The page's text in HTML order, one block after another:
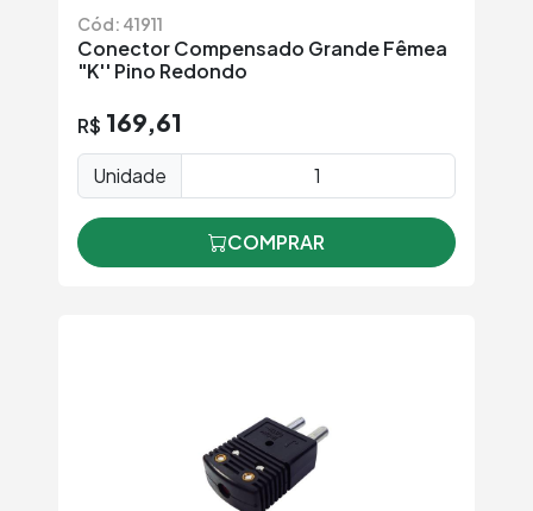
Cód: 41911
Conector Compensado Grande Fêmea
"K'' Pino Redondo
R$ 169,61
Unidade
COMPRAR